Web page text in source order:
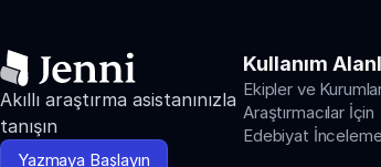
Akıllı araştırma asistanınızla
tanışın
Yazmaya Başlayın
Kullanım
Ekipler ve
Araştırmacılar İçin
Edebiyat